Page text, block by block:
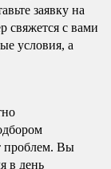
заявку на
свяжется с вами
условия, а
проблем. Вы
в день